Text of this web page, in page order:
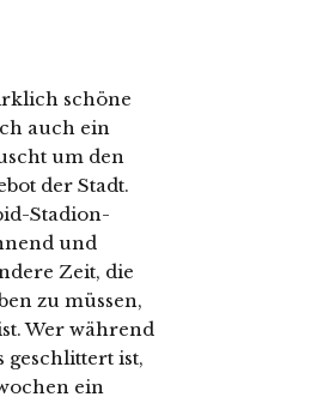
schöne
auch ein
um den
der Stadt.
Stadion-
und
Zeit, die
zu müssen,
Wer während
geschlittert ist,
ein